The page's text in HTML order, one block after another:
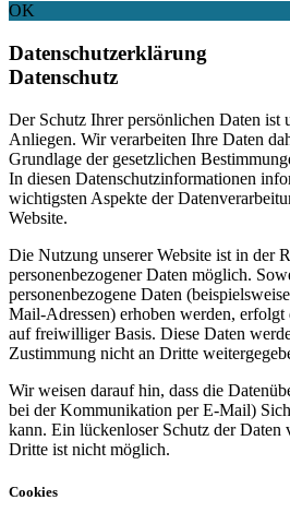
OK
Datenschutzerklärung
Datenschutz
Der Schutz Ihrer persönlichen Daten ist
Anliegen. Wir verarbeiten Ihre Daten
Grundlage der gesetzlichen
In diesen Datenschutzinformationen
wichtigsten Aspekte der
Website.
Die Nutzung unserer Website ist in der
personenbezogener Daten möglich.
personenbezogene Daten
Mail-Adressen) erhoben werden, erfolgt
auf freiwilliger Basis. Diese Daten
Zustimmung nicht an Dritte
Wir weisen darauf hin, dass die
bei der Kommunikation per E-Mail)
kann. Ein lückenloser Schutz der
Dritte ist nicht möglich.
Cookies